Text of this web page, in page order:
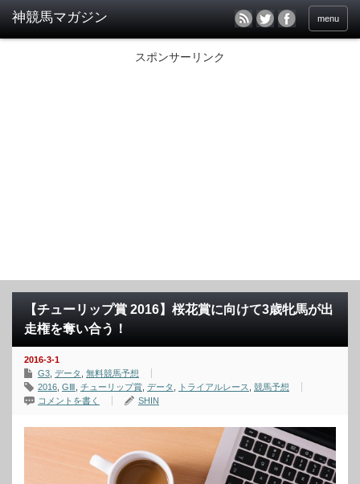
menu
スポンサーリンク
【チューリップ賞 2016】桜花賞に向けて3歳牝馬が出
走権を奪い合う！
2016-3-1
G3 データ
無料競馬予想
2016 GⅢ チューリップ賞 データ トライアルレース
競馬予想
コメントを書く
SHIN